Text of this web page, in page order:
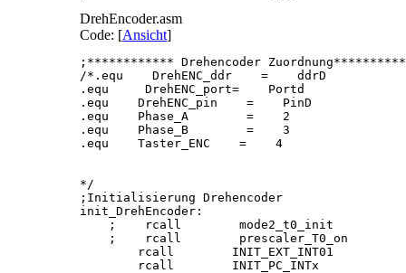
DrehEncoder.asm
Code: [Ansicht]
;************ Drehencoder
/*.equ    DrehENC_ddr    =    ddrD
.equ     DrehENC_port=    Portd
.equ    DrehENC_pin    =    PinD
.equ    Phase_A        =    2
.equ    Phase_B        =    3
.equ    Taster_ENC    =    4
*/
;Initialisierung Drehencoder
init_DrehEncoder:
;    rcall        mode2_t0_init
;    rcall        prescaler_T0_on
rcall        INIT_EXT_INT01
rcall        INIT_PC_INTx